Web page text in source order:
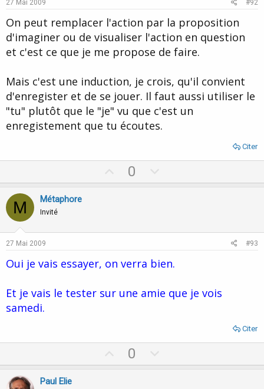
e
27 Mai 2009 #92
On peut remplacer l'action par la proposition
d'imaginer ou de visualiser l'action en question
et c'est ce que je me propose de faire.
Mais c'est une induction, je crois, qu'il convient
d'enregister et de se jouer. Il faut aussi utiliser le
"tu" plutôt que le "je" vu que c'est un
enregistement que tu écoutes.
Citer
p
0
o
e
M Métaphore
Invité
27 Mai 2009 #93
Oui je vais essayer, on verra bien.
Et je vais le tester sur une amie que je vois
samedi.
Citer
p
0
o
Paul Elie